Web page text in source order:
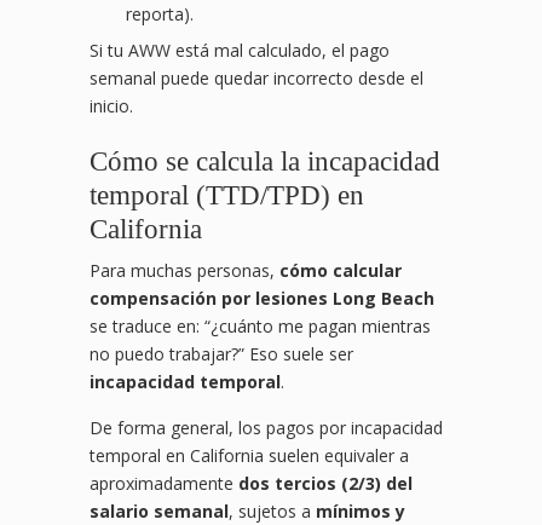
reporta).
Si tu AWW está mal calculado, el pago
semanal puede quedar incorrecto desde el
inicio.
Cómo se calcula la incapacidad
temporal (TTD/TPD) en
California
Para muchas personas, cómo calcular
compensación por lesiones Long Beach
se traduce en: “¿cuánto me pagan mientras
no puedo trabajar?” Eso suele ser
incapacidad temporal.
De forma general, los pagos por incapacidad
temporal en California suelen equivaler a
aproximadamente dos tercios (2/3) del
salario semanal, sujetos a mínimos y